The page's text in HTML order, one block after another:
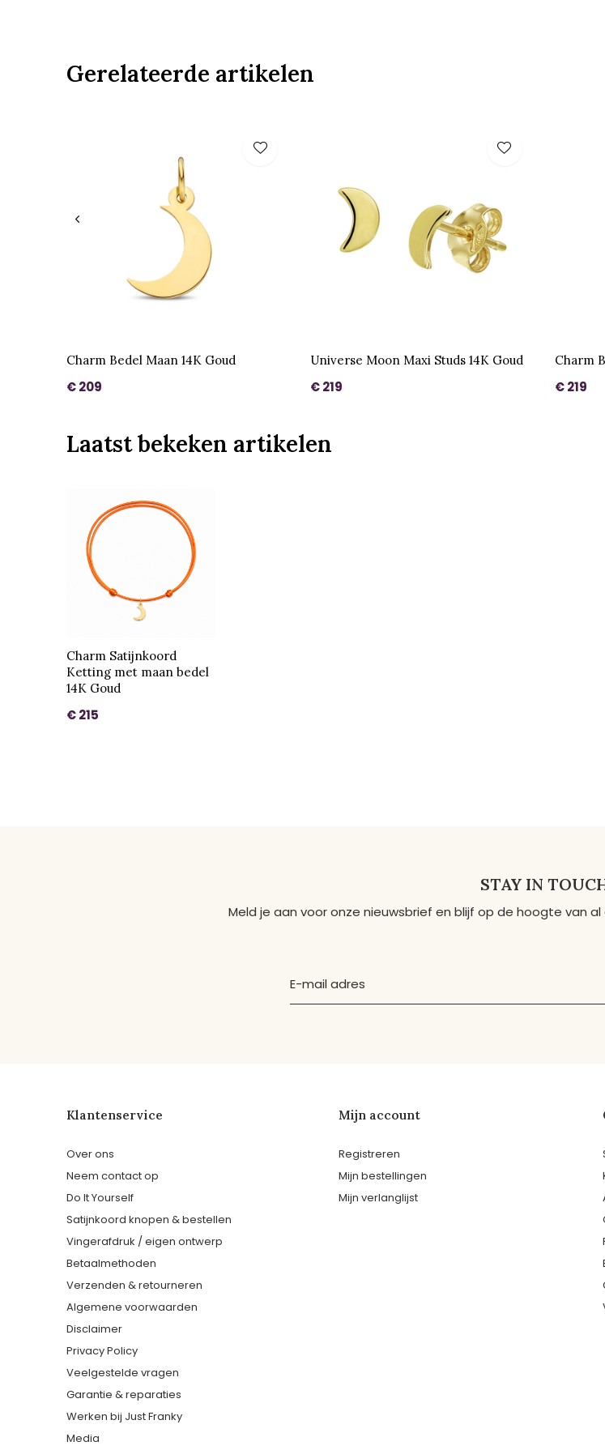
Gerelateerde artikelen
Charm Bedel Maan 14K Goud
€ 209
Universe Moon Maxi Studs 14K Goud
€ 219
Charm
€ 219
Laatst bekeken artikelen
Charm Satijnkoord
Ketting met maan bedel
14K Goud
€ 215
STAY IN
Meld je aan voor onze nieuwsbrief en blijf op de hoogte van
Klantenservice
Over ons
Neem contact op
Do It Yourself
Satijnkoord knopen & bestellen
Vingerafdruk / eigen ontwerp
Betaalmethoden
Verzenden & retourneren
Algemene voorwaarden
Disclaimer
Privacy Policy
Veelgestelde vragen
Garantie & reparaties
Werken bij Just Franky
Media
Mijn account
Registreren
Mijn bestellingen
Mijn verlanglijst